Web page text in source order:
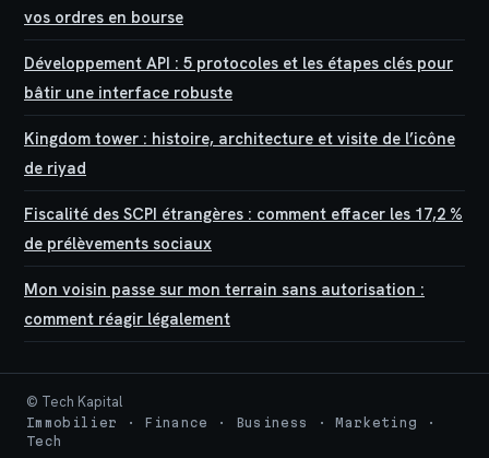
vos ordres en bourse
Développement API : 5 protocoles et les étapes clés pour
bâtir une interface robuste
Kingdom tower : histoire, architecture et visite de l’icône
de riyad
Fiscalité des SCPI étrangères : comment effacer les 17,2 %
de prélèvements sociaux
Mon voisin passe sur mon terrain sans autorisation :
comment réagir légalement
© Tech Kapital
Immobilier · Finance · Business · Marketing ·
Tech